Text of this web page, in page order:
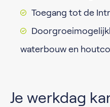
Toegang tot de
waterbouw en
Je werkdag